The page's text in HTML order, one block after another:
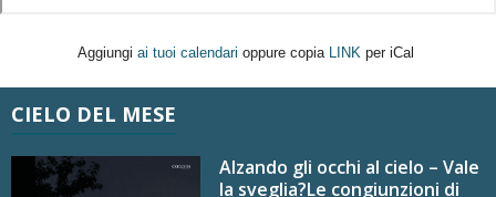
Aggiungi ai tuoi calendari oppure copia LINK per iCal
CIELO DEL MESE
Alzando gli occhi al cielo – Vale
la sveglia?Le congiunzioni di